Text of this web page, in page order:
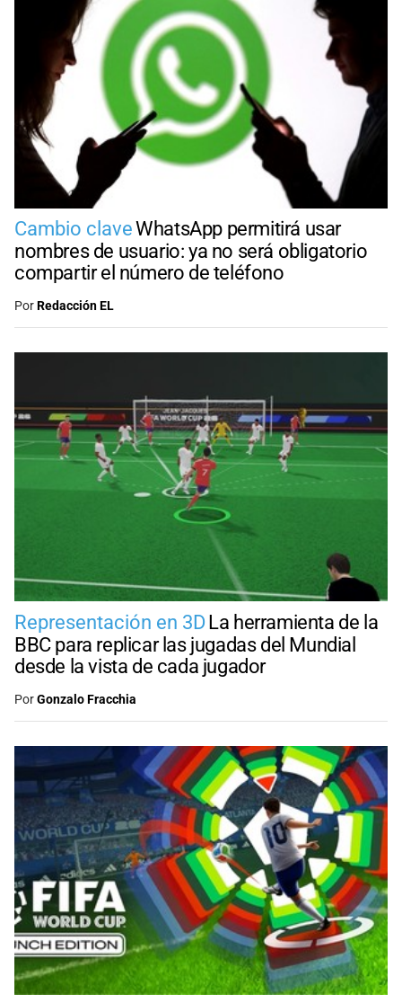
Cambio claveWhatsApp permitirá usar
nombres de usuario: ya no será obligatorio
compartir el número de teléfono
PorRedacción EL
Representación en 3DLa herramienta de la
BBC para replicar las jugadas del Mundial
desde la vista de cada jugador
PorGonzalo Fracchia